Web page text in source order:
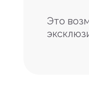
Это